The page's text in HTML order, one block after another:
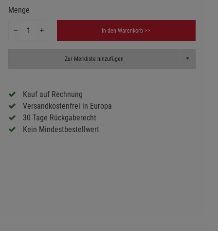
Menge
In den Warenkorb >>
Zur Merkliste hinzufügen Toggle
Kauf auf Rechnung
Versandkostenfrei in Europa
30 Tage Rückgaberecht
Kein Mindestbestellwert